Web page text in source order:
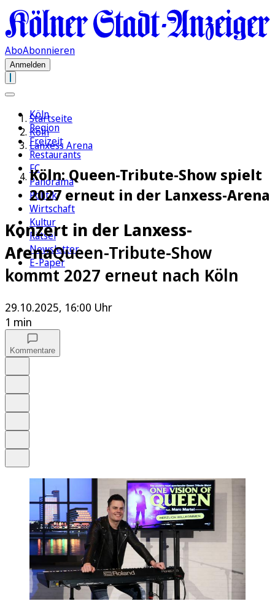
AboAbonnieren
Anmelden
Köln
Region
Freizeit
Restaurants
FC
Panorama
Politik
Wirtschaft
Kultur
Rätsel
Newsletter
E-Paper
Startseite
Köln
Lanxess Arena
Köln: Queen-Tribute-Show spielt
2027 erneut in der Lanxess-Arena
Konzert in der Lanxess-
ArenaQueen-Tribute-Show
kommt 2027 erneut nach Köln
29.10.2025, 16:00 Uhr
1 min
Kommentare